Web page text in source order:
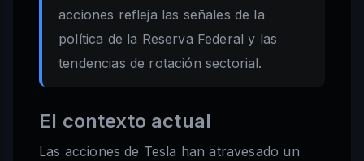
acciones refleja las señales de la
política de la Reserva Federal y las
tendencias de rotación sectorial.
El contexto actual
Las acciones de Tesla han atravesado un